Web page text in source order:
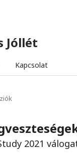
Jóllét
Kapcsolat
2021